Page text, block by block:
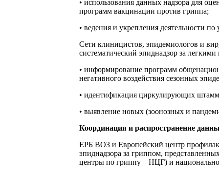
• использования данных надзора для
программ вакцинации против гриппа;
• ведения и укрепления деятельности
Сети клиницистов, эпидемиологов и
систематический эпиднадзор за
• информирование программ
негативного воздействия сезонных
• идентификация циркулирующих
• выявление новых (зоонозных и
Координация и распространение
ЕРБ ВОЗ и Европейский центр
эпиднадзора за гриппом,
центры по гриппу – НЦГ) и